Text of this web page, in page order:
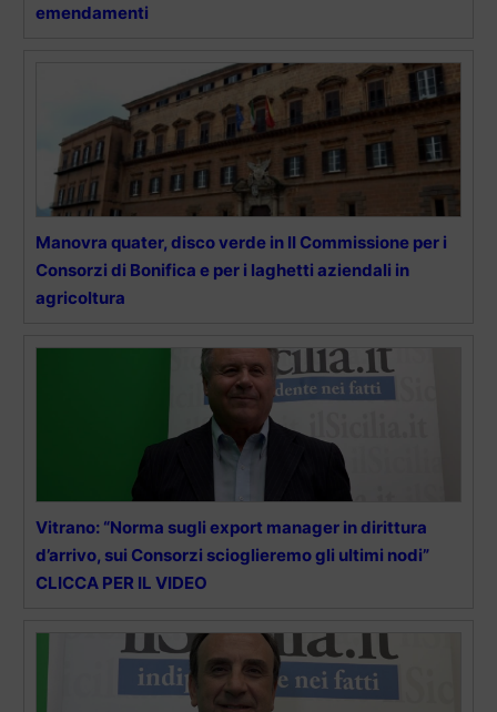
emendamenti
Manovra quater, disco verde in II Commissione per i
Consorzi di Bonifica e per i laghetti aziendali in
agricoltura
Vitrano: “Norma sugli export manager in dirittura
d’arrivo, sui Consorzi scioglieremo gli ultimi nodi”
CLICCA PER IL VIDEO